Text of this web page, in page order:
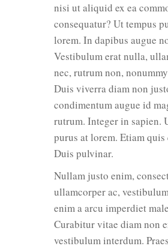
nisi ut aliquid ex ea
consequatur? Ut tempus
lorem. In dapibus augue
Vestibulum erat nulla,
nec, rutrum non,
Duis viverra diam non
condimentum augue id
rutrum. Integer in sapien.
purus at lorem. Etiam quis
Duis pulvinar.
Nullam justo enim,
ullamcorper ac,
enim a arcu imperdiet
Curabitur vitae diam non
vestibulum interdum.